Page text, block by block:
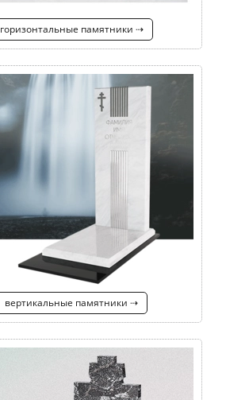
горизонтальные памятники ⇢
вертикальные памятники ⇢